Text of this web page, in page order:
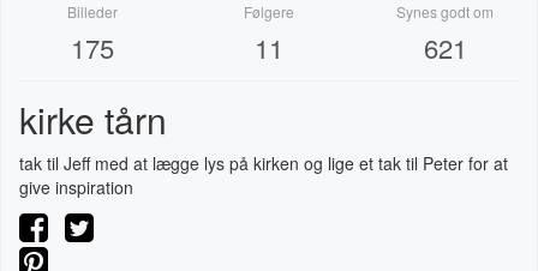
Billeder
175
Følgere
11
Synes godt om
621
kirke tårn
tak til Jeff med at lægge lys på kirken og lige et tak til Peter for at
give inspiration